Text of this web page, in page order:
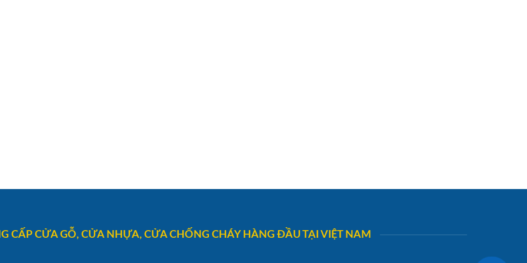
CẤP CỬA GỖ, CỬA NHỰA, CỬA CHỐNG CHÁY HÀNG ĐẦU TẠI VIỆT NAM